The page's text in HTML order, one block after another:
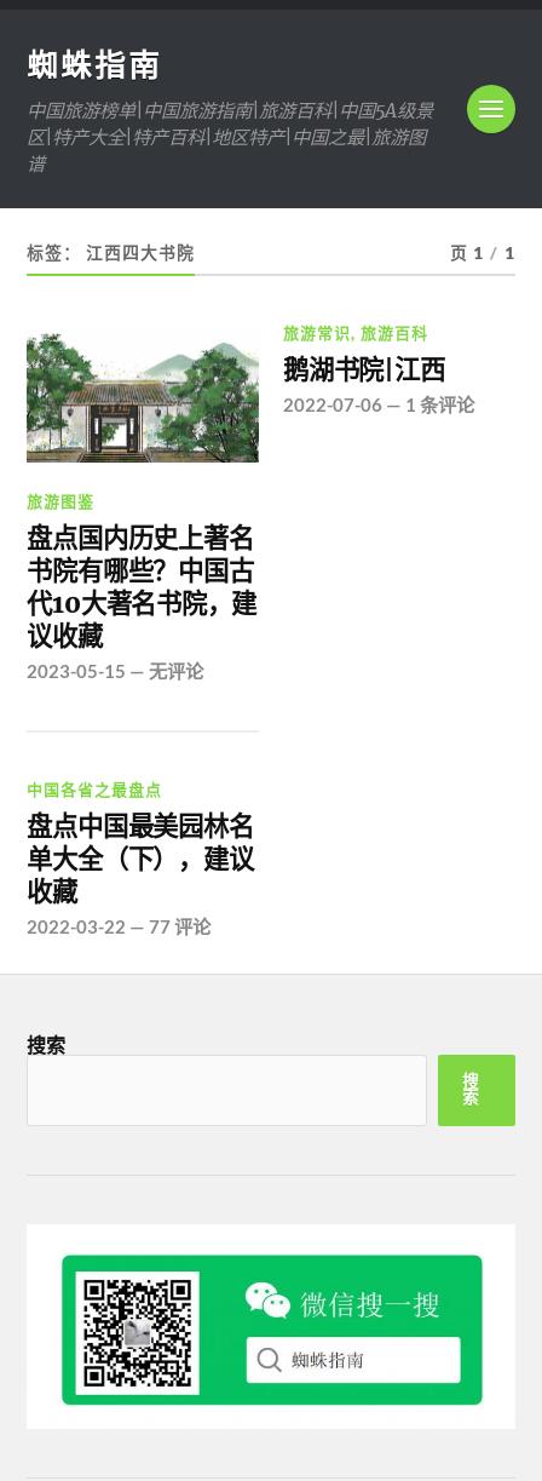
蜘蛛指南
中国旅游榜单|中国旅游指南|旅游百科|中国5A级景
区|特产大全|特产百科|地区特产|中国之最|旅游图
谱
标签：江西四大书院 页 1 / 1
旅游图鉴
盘点国内历史上著名
书院有哪些？中国古
代10大著名书院，建
议收藏
2023-05-15 —无评论
旅游常识,旅游百科
鹅湖书院|江西
2022-07-06 — 1 条评论
中国各省之最盘点
盘点中国最美园林名
单大全（下），建议
收藏
2022-03-22 —77 评论
搜索
搜
索